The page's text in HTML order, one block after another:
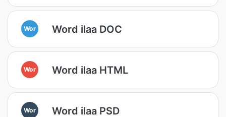
Wor Word ilaa DOC
Wor Word ilaa HTML
Wor Word ilaa PSD